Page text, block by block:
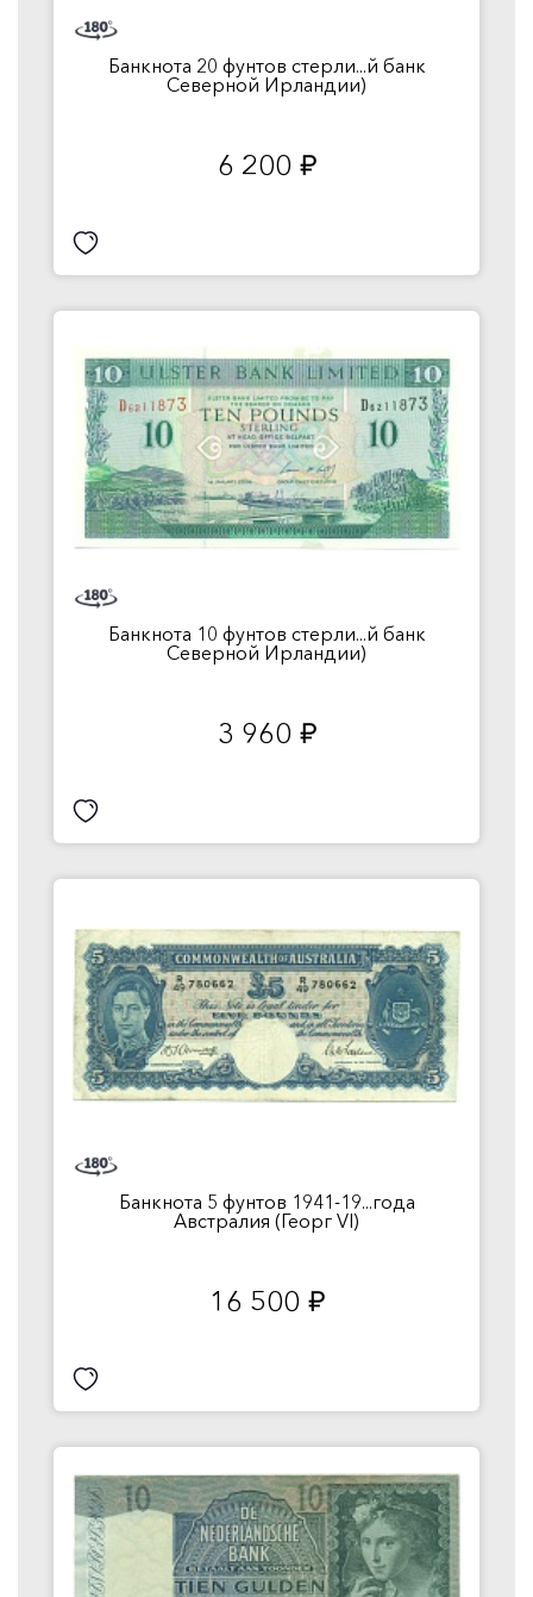
Банкнота 20 фунтов стерли...й банк
Северной Ирландии)
6 200 руб.
Банкнота 10 фунтов стерли...й банк
Северной Ирландии)
3 960 руб.
Банкнота 5 фунтов 1941-19...года
Австралия (Георг VI)
16 500 руб.